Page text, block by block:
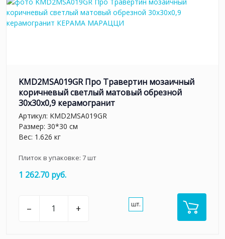
KMD2MSA019GR Про Травертин мозаичный
коричневый светлый матовый обрезной
30x30x0,9 керамогранит
Артикул: KMD2MSA019GR
Размер: 30*30 см
Вес: 1.626 кг
Плиток в упаковке: 7шт
1 262.70 руб.
– + шт.